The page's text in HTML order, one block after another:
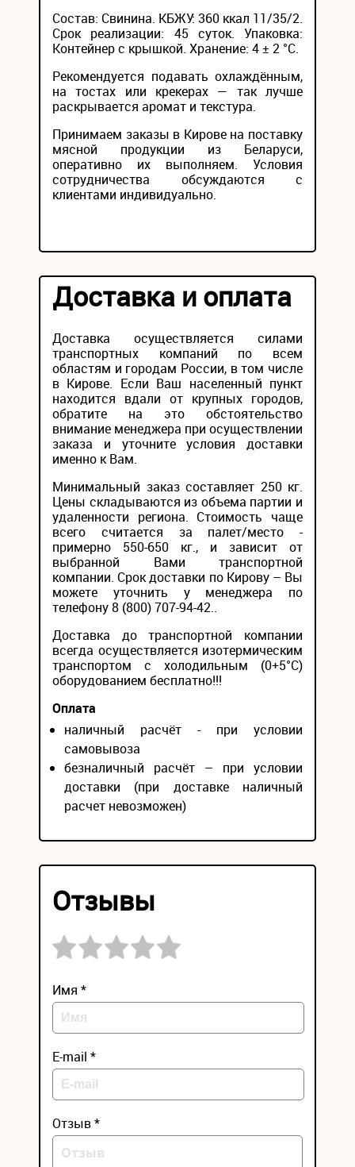
Состав: Свинина. КБЖУ: 360 ккал 11/35/2.
Срок реализации: 45 суток. Упаковка:
Контейнер с крышкой. Хранение: 4 ± 2 °С.
Рекомендуется подавать охлаждённым,
на тостах или крекерах — так лучше
раскрывается аромат и текстура.
Принимаем заказы в Кирове на поставку
мясной продукции из Беларуси,
оперативно их выполняем. Условия
сотрудничества обсуждаются с
клиентами индивидуально.
Доставка и оплата
Доставка осуществляется силами
транспортных компаний по всем
областям и городам России, в том числе
в Кирове. Если Ваш населенный пункт
находится вдали от крупных городов,
обратите на это обстоятельство
внимание менеджера при осуществлении
заказа и уточните условия доставки
именно к Вам.
Минимальный заказ составляет 250 кг.
Цены складываются из объема партии и
удаленности региона. Стоимость чаще
всего считается за палет/место -
примерно 550-650 кг., и зависит от
выбранной Вами транспортной
компании. Срок доставки по Кирову – Вы
можете уточнить у менеджера по
телефону 8 (800) 707-94-42..
Доставка до транспортной компании
всегда осуществляется изотермическим
транспортом с холодильным (0+5°С)
оборудованием бесплатно!!!
Оплата
наличный расчёт - при условии
самовывоза
безналичный расчёт – при условии
доставки (при доставке наличный
расчет невозможен)
Отзывы
Имя *
E-mail *
Отзыв *